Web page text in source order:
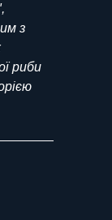
з
риби